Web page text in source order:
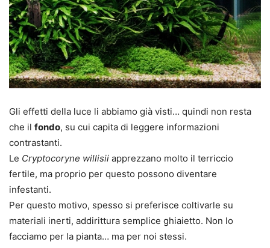
Gli effetti della luce li abbiamo già visti… quindi non resta
che il fondo, su cui capita di leggere informazioni
contrastanti.
Le Cryptocoryne willisii apprezzano molto il terriccio
fertile, ma proprio per questo possono diventare
infestanti.
Per questo motivo, spesso si preferisce coltivarle su
materiali inerti, addirittura semplice ghiaietto. Non lo
facciamo per la pianta… ma per noi stessi.